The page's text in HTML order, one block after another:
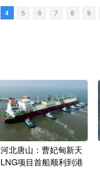
4 5 6 7 8 9
河北唐山：曹妃甸新天
LNG项目首船顺利到港